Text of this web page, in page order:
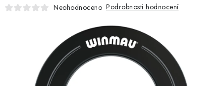
Neohodnoceno Podrobnosti hodnocení